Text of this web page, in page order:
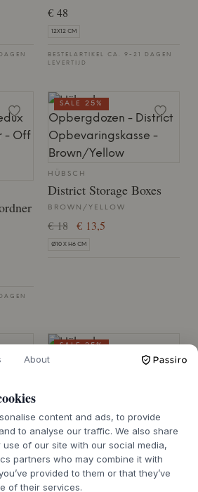
€ 48
12X12 CM
BESTELARTIKEL CA. 9-21 DAGEN
LEVERTIJD
HÜBSCH
District Storage Boxes
BROWN/YELLOW
€ 18 € 13,5
Ø10 X H6 CM
SALE 25%
HÜBSCH
Alcove Bench
LIGHT GREY,NATURAL
€ 710 € 532,5
90X47XH45CM
SALE 25%
About
content and ads, to provide
to analyse our traffic. We also share
of our site with our social media,
partners who may combine it with
provided to them or that they’ve
of their services.